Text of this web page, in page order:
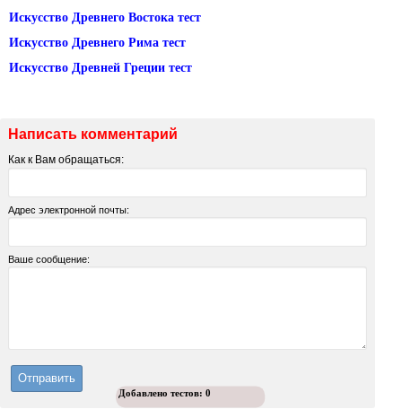
Добавлено тестов:0
Искусство Древнего Востока тест
Искусство Древнего Рима тест
Искусство Древней Греции тест
Написать комментарий
Как к Вам обращаться:
Адрес электронной почты:
Ваше сообщение: